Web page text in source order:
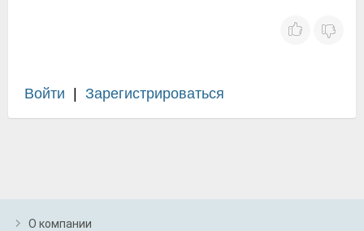
Войти Зарегистрироваться
О компании